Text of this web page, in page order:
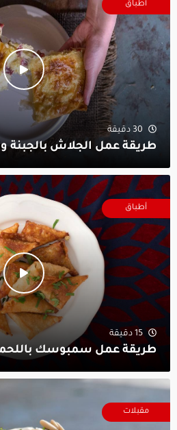
أطباق
30 دقيقة
طريقة عمل الجلاش بالجبنة
أطباق
15 دقيقة
طريقة عمل سمبوسك
مقبلات